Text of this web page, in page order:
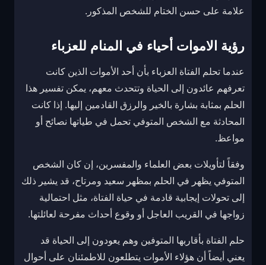
علامة على حسن الختام للشخص المذكور.
رؤية الاموات أحياء في المنام للعزباء
عندما تحلم الفتاة العزباء بأن أحد الأموات الذين كانت
تعرفهم عائدون إلى الحياة وتتحدث معهم، يمكن تفسير هذا
الحلم بمثابة بشارة بالخير والرزق القادمين إليها. إذا كانت
المحادثة مع الشخص المتوفي تحمل في طياتها نصائح أو
مواعظ.
وفقاً لتأويلات بعض العلماء والمفسرين، إن كان الشخص
المتوفي يظهر في الحلم بمظهر سعيد ومرتاح، قد يشير ذلك
إلى تحولات إيجابية قادمة في حياة الفتاة، مثل احتمالية
زواجها في القريب العاجل أو وقوع أحداث مفرحة لعائلتها.
حلم الفتاة بأقاربها المتوفين وهم يعودون إلى الحياة قد
يعني أيضاً أن هؤلاء الأموات يتطلعون للاطمئنان على أحوال